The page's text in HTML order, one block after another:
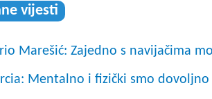
vijesti
Marešić: Zajedno s navijačima
Mentalno i fizički smo dovoljno